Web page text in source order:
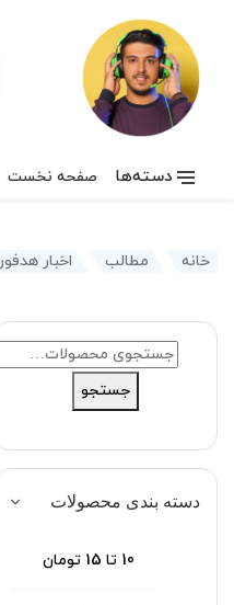
دسته‌ها صفحه نخست
خانه مطالب اخبار
جستجو
جستجو
دسته‌ بندی محصولات
10 تا 15 تومان